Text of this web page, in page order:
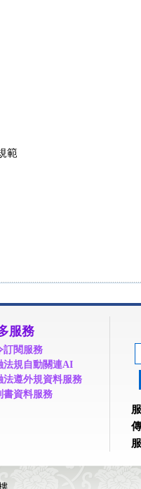
範
服務
訂閱服務
法規自動關連AI
法遵外規資料服務
書資料服務